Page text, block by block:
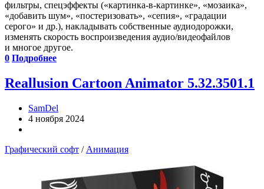
фильтры, спецэффекты («картинка-в-картинке», «мозаика»,
«добавить шум», «постеризовать», «сепия», «градации
серого» и др.), накладывать собственные аудиодорожки,
изменять скорость воспроизведения аудио/видеофайлов
и многое другое.
0 Подробнее
Reallusion Cartoon Animator 5.32.3501.1
SamDel
4 ноября 2024
Графический софт / Анимация